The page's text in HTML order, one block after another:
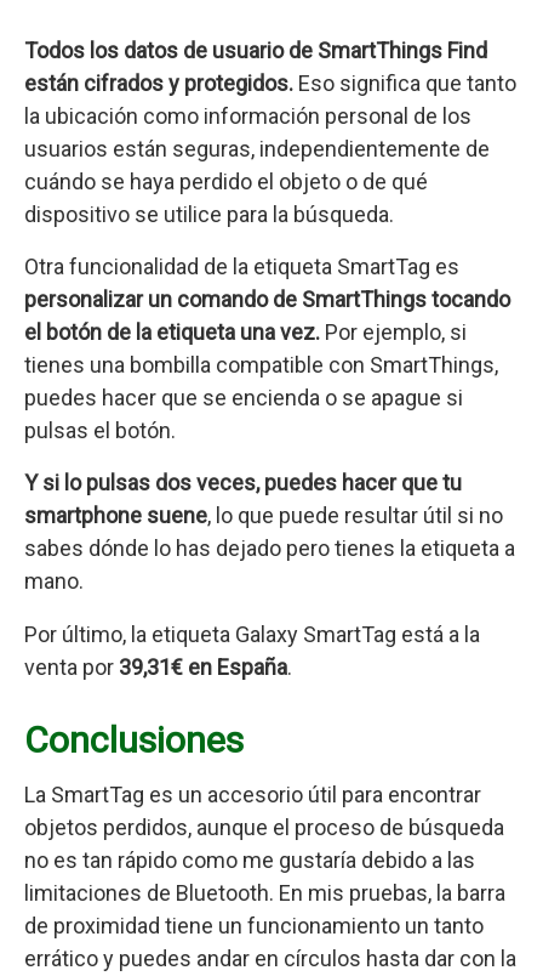
Todos los datos de usuario de SmartThings Find
están cifrados y protegidos. Eso significa que tanto
la ubicación como información personal de los
usuarios están seguras, independientemente de
cuándo se haya perdido el objeto o de qué
dispositivo se utilice para la búsqueda.
Otra funcionalidad de la etiqueta SmartTag es
personalizar un comando de SmartThings tocando
el botón de la etiqueta una vez. Por ejemplo, si
tienes una bombilla compatible con SmartThings,
puedes hacer que se encienda o se apague si
pulsas el botón.
Y si lo pulsas dos veces, puedes hacer que tu
smartphone suene, lo que puede resultar útil si no
sabes dónde lo has dejado pero tienes la etiqueta a
mano.
Por último, la etiqueta Galaxy SmartTag está a la
venta por 39,31€ en España.
Conclusiones
La SmartTag es un accesorio útil para encontrar
objetos perdidos, aunque el proceso de búsqueda
no es tan rápido como me gustaría debido a las
limitaciones de Bluetooth. En mis pruebas, la barra
de proximidad tiene un funcionamiento un tanto
errático y puedes andar en círculos hasta dar con la